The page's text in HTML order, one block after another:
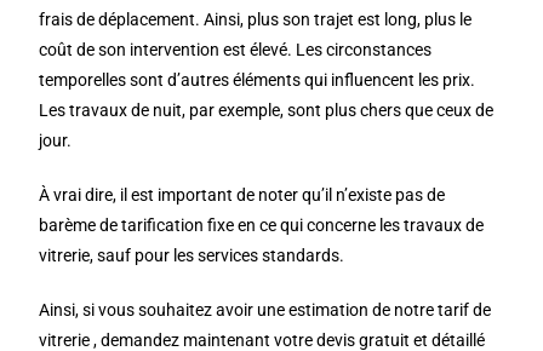
frais de déplacement. Ainsi, plus son trajet est long, plus le
coût de son intervention est élevé. Les circonstances
temporelles sont d’autres éléments qui influencent les prix.
Les travaux de nuit, par exemple, sont plus chers que ceux de
jour.
À vrai dire, il est important de noter qu’il n’existe pas de
barème de tarification fixe en ce qui concerne les travaux de
vitrerie, sauf pour les services standards.
Ainsi, si vous souhaitez avoir une estimation de notre tarif de
vitrerie , demandez maintenant votre devis gratuit et détaillé